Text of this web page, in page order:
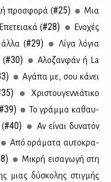
προ­σφο­ρά (#25)
Μια
Επε­τεια­κά (#28)
Ενο­χές
άλ­λα (#29)
Λί­γα λό­για
(#30)
Αλο­ζαν­φάν ή La
Αγά­πα με, σου κά­νει
Χρι­στου­γεν­νιά­τι­κο
Το γράμ­μα κα­θαυ­
#40)
Αν εί­ναι δυ­να­τόν
Από ορά­μα­τα αυ­το­κρα­
Μι­κρή ει­σα­γω­γή στη
μιας δύ­σκο­λης στιγ­μής